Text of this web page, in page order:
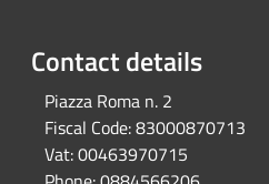
Contact details
Piazza Roma n. 2
Fiscal Code:83000870713
Vat:00463970715